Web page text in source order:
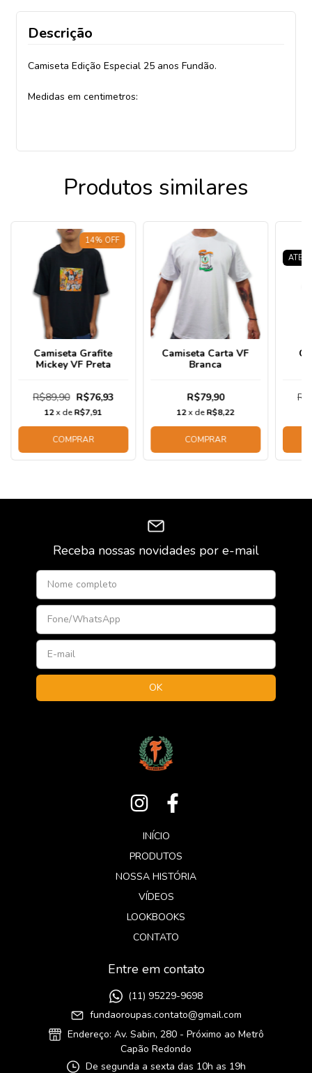
Descrição
Camiseta Edição Especial 25 anos Fundão.
Medidas em centimetros:
Produtos similares
14% OFF
Camiseta Grafite
Mickey VF Preta
R$89,90 R$76,93
12x deR$7,91
COMPRAR
Camiseta Carta VF
Branca
R$79,90
12x deR$8,22
COMPRAR
Receba nossas novidades por e-mail
INÍCIO
PRODUTOS
NOSSA HISTÓRIA
VÍDEOS
LOOKBOOKS
CONTATO
Entre em contato
(11) 95229-9698
fundaoroupas.contato@gmail.com
Endereço: Av. Sabin, 280 - Próximo ao Metrô
Capão Redondo
De segunda a sexta das 10h as 19h